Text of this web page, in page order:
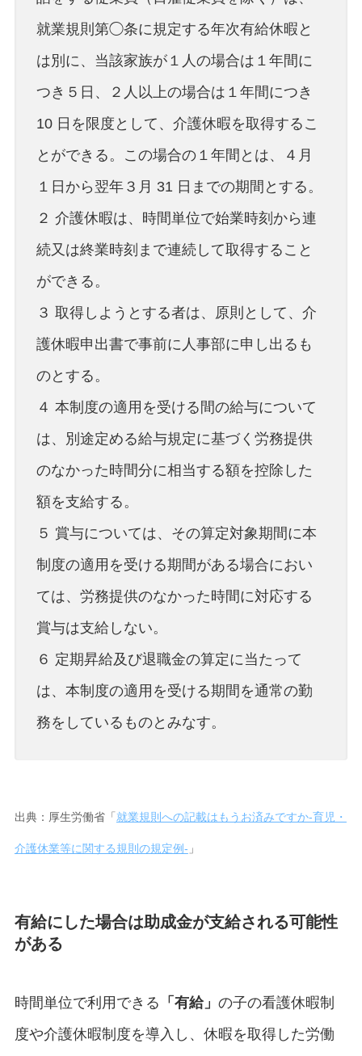
就業規則第◯条に規定する年次有給休暇と
は別に、当該家族が１人の場合は１年間に
つき５日、２人以上の場合は１年間につき
10 日を限度として、介護休暇を取得するこ
とができる。この場合の１年間とは、４月
１日から翌年３月 31 日までの期間とする。
２ 介護休暇は、時間単位で始業時刻から連
続又は終業時刻まで連続して取得すること
ができる。
３ 取得しようとする者は、原則として、介
護休暇申出書で事前に人事部に申し出るも
のとする。
４ 本制度の適用を受ける間の給与について
は、別途定める給与規定に基づく労務提供
のなかった時間分に相当する額を控除した
額を支給する。
５ 賞与については、その算定対象期間に本
制度の適用を受ける期間がある場合におい
ては、労務提供のなかった時間に対応する
賞与は支給しない。
６ 定期昇給及び退職金の算定に当たって
は、本制度の適用を受ける期間を通常の勤
務をしているものとみなす。
出典：厚生労働省「 就業規則への記載はもうお済みですか‐育児・
介護休業等に関する規則の規定例‐ 」
有給にした場合は助成金が支給される可能性
がある
時間単位で利⽤できる 「有給」 の⼦の看護休暇制
度や介護休暇制度を導⼊し、休暇を取得した労働